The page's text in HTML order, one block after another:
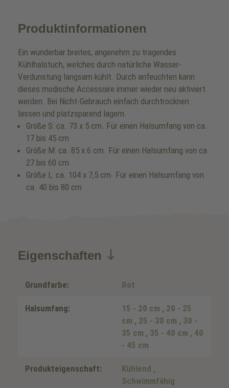
Produktinformationen
Ein wunderbar breites, angenehm zu tragendes
Kühlhalstuch, welches durch natürliche Wasser-
Verdunstung langsam kühlt. Durch anfeuchten kann
dieses modische Accessoire immer wieder neu aktiviert
werden. Bei Nicht-Gebrauch einfach durchtrocknen
lassen und platzsparend lagern.
Größe S: ca. 73 x 5 cm. Für einen Halsumfang von ca.
17 bis 45 cm
Größe M: ca. 85 x 6 cm. Für einen Halsumfang von ca.
27 bis 60 cm
Größe L: ca. 104 x 7,5 cm. Für einen Halsumfang von
ca. 40 bis 80 cm
Eigenschaften
Grundfarbe: Rot
Halsumfang: 15 - 20 cm , 20 - 25
cm , 25 - 30 cm , 30 -
35 cm , 35 - 40 cm , 40
- 45 cm
Produkteigenschaft: Kühlend ,
Schwimmfähig